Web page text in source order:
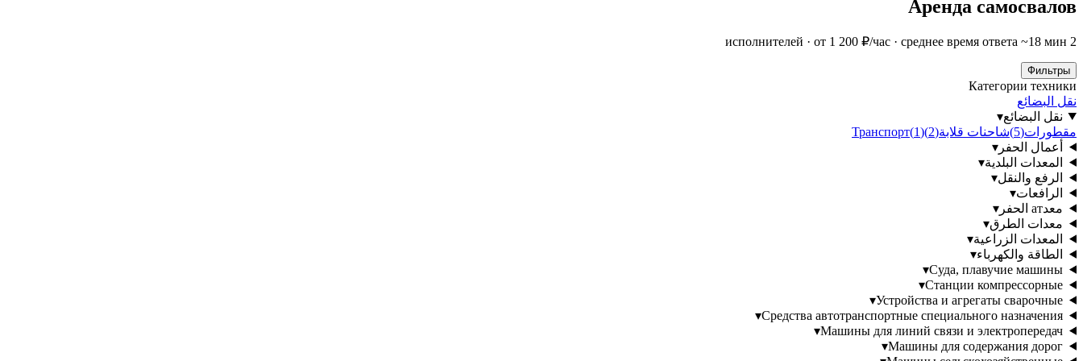
Аренда самосвалов
2 исполнителей · от 1 200 ₽/час · среднее время ответа ~18 мин
Фильтры
Категории техники
نقل البضائع
نقل البضائع▾
مقطورات(
5
)شاحنات قلابة(
2
)
Транспорт(1)
أعمال الحفر ▾
المعدات البلدية▾
الرفع والنقل▾
الرافعات▾
معدат الحفر
▾
معدات الطرق▾
المعدات الزراعية▾
الطاقة والكهرباء▾
Суда, плавучие машины
▾
Станции компрессорные
▾
Устройства и агрегаты сварочные
▾
Средства автотранспортные специального назначения
▾
Машины для линий связи и электропередач
▾
Машины для содержания дорог
▾